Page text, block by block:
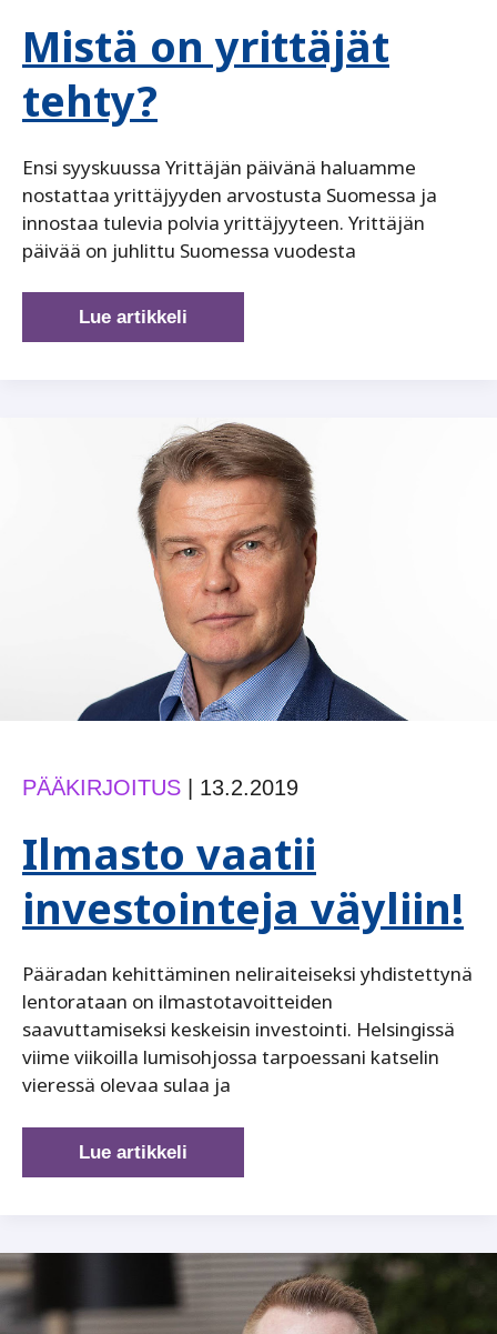
Mistä on yrittäjät
tehty?
Ensi syyskuussa Yrittäjän päivänä haluamme
nostattaa yrittäjyyden arvostusta Suomessa ja
innostaa tulevia polvia yrittäjyyteen. Yrittäjän
päivää on juhlittu Suomessa vuodesta
Mistä
on
Lue artikkeli
PÄÄKIRJOITUS | 13.2.2019
Ilmasto vaatii
investointeja väyliin!
Pääradan kehittäminen neliraiteiseksi yhdistettynä
lentorataan on ilmastotavoitteiden
saavuttamiseksi keskeisin investointi. Helsingissä
viime viikoilla lumisohjossa tarpoessani katselin
vieressä olevaa sulaa ja
Ilmasto
vaatii
Lue artikkeli